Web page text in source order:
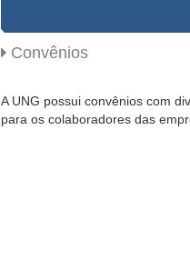
Convênios
A UNG possui convênios com
para os colaboradores das